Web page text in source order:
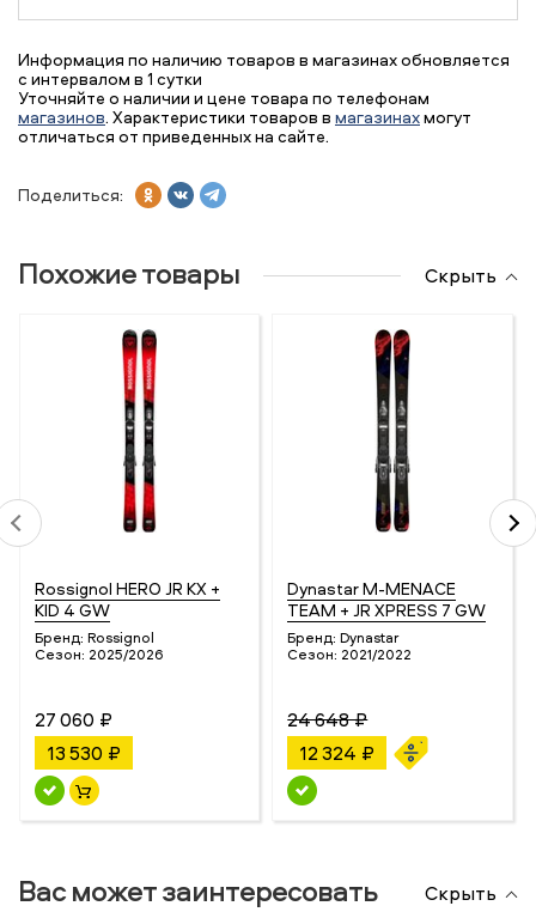
Информация по наличию товаров в магазинах обновляется
с интервалом в 1 сутки
Уточняйте о наличии и цене товара по телефонам
магазинов. Характеристики товаров в магазинахмогут
отличаться от приведенных на сайте.
Поделиться:
Похожие товары Скрыть
Rossignol HERO JR KX +
KID 4 GW
Бренд: Rossignol
Сезон: 2025/2026
27 060 ₽
13 530 ₽
Dynastar M-MENACE
TEAM + JR XPRESS 7 GW
Бренд: Dynastar
Сезон: 2021/2022
24 648 ₽
12 324 ₽
Вас может заинтересовать Скрыть